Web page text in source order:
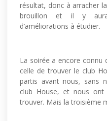
résultat, donc à arracher
brouillon et il y aura
d’améliorations à étudier.
La soirée a encore connu
celle de trouver le club
partis avant nous, sans
club House, et nous ont
trouver. Mais la troisième